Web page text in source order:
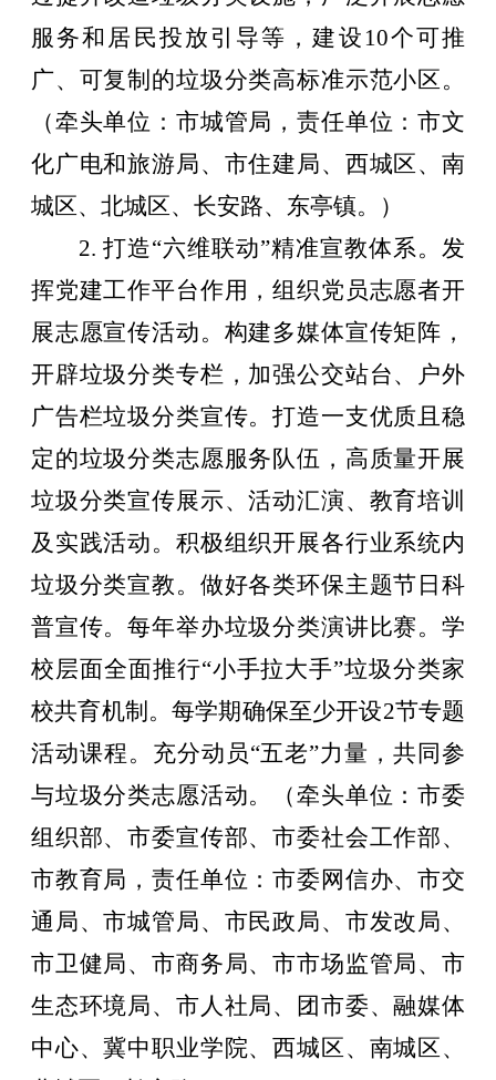
服务和居民投放引导等，建设 10个可推
广、可复制的垃圾分类高标准示范小区。
（牵头单位：市城管局，责任单位：市文
化广电和旅游局、市住建局、西城区、南
城区、北城区、长安路、东亭镇。）
2. 打造“六维联动”精准宣教体系。发
挥党建工作平台作用，组织党员志愿者开
展志愿宣传活动。构建多媒体宣传矩阵，
开辟垃圾分类专栏，加强公交站台、户外
广告栏垃圾分类宣传。打造一支优质且稳
定的垃圾分类志愿服务队伍，高质量开展
垃圾分类宣传展示、活动汇演、教育培训
及实践活动。积极组织开展各行业系统内
垃圾分类宣教。做好各类环保主题节日科
普宣传。每年举办垃圾分类演讲比赛。学
校层面全面推行“小手拉大手”垃圾分类家
校共育机制。每学期确保至少开设2节专题
活动课程。充分动员“五老”力量，共同参
与垃圾分类志愿活动。
（牵头单位：市委
组织部、市委宣传部、市委社会工作部、
市教育局，责任单位：市委网信办、市交
通局、市城管局、市民政局、市发改局、
市卫健局、市商务局、市市场监管局、 市
生态环境局、 市人社局、团市委、融媒体
中心、冀中职业学院、西城区、南城区、